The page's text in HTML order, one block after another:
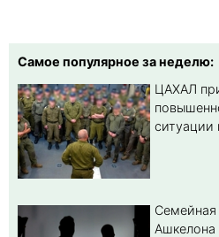
Самое популярное за неделю:
ЦАХАЛ
ситуации
Семейная
Ашкелона